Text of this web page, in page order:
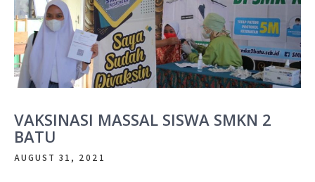
VAKSINASI MASSAL SISWA SMKN 2
BATU
AUGUST 31, 2021